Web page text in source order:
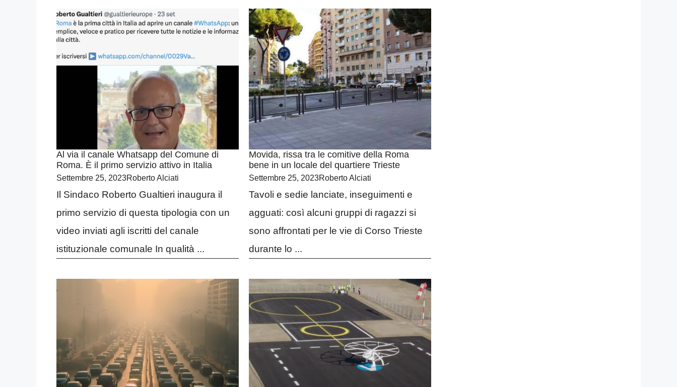
Al via il canale Whatsapp del Comune di
Roma. È il primo servizio attivo in Italia
Settembre 25, 2023Roberto Alciati
Il Sindaco Roberto Gualtieri inaugura il
primo servizio di questa tipologia con un
video inviati agli iscritti del canale
istituzionale comunale In qualità ...
Movida, rissa tra le comitive della Roma
bene in un locale del quartiere Trieste
Settembre 25, 2023Roberto Alciati
Tavoli e sedie lanciate, inseguimenti e
agguati: così alcuni gruppi di ragazzi si
sono affrontati per le vie di Corso Trieste
durante lo ...